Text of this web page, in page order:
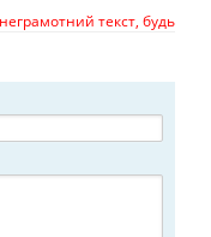
текст, будь